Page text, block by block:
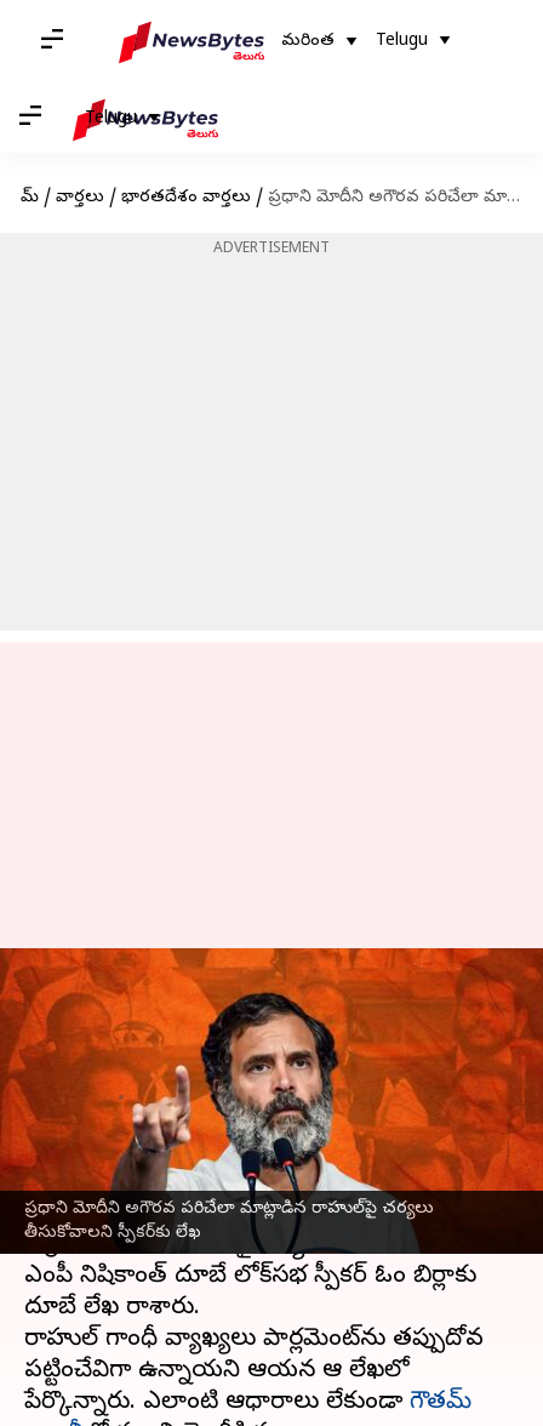
మరింత Telugu
Telugu
హోమ్ / వార్తలు / భారతదేశం వార్తలు / ప్రధాని మోదీని అగౌరవ పరిచేలా మాట్లాడిన రాహుల్‌పై చర్యలు తీసుకోవాలి: బీజేపీ
ADVERTISEMENT
ప్రధాని మోదీని అగౌరవ పరిచేలా మాట్లాడిన రాహుల్‌పై చర్యలు
తీసుకోవాలని స్పీకర్‌కు లేఖ
ప్రధాని మోదీని అగౌరవ పరిచేలా
మాట్లాడిన రాహుల్‌పై చర్యలు
తీసుకోవాలి: బీజేపీ
వ్రాసిన వారు Stalin Feb 08, 2023 12:15 pm
ఈ వార్తాకథనం ఏంటి
ప్రధాని మోదీని అగౌరవ పరిచేలా మాట్లాడినకాంగ్రెస్
అగ్రనేతరాహుల్ గాంధీపై చర్యలు తీసుకోవాలని బీజేపీ
ఎంపీ నిషికాంత్ దూబే లోక్‌సభ స్పీకర్ ఓం బిర్లాకు
దూబే లేఖ రాశారు.
రాహుల్ గాంధీ వ్యాఖ్యలు పార్లమెంట్‌ను తప్పుదోవ
పట్టించేవిగా ఉన్నాయని ఆయన ఆ లేఖలో
పేర్కొన్నారు. ఎలాంటి ఆధారాలు లేకుండా గౌతమ్